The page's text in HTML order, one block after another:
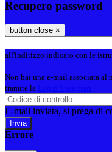
Recupero password
button close ×
all'indirizzo indicato con le
Non hai una e-mail associata al
tramite la
E-mail inviata, si prega di
Errore